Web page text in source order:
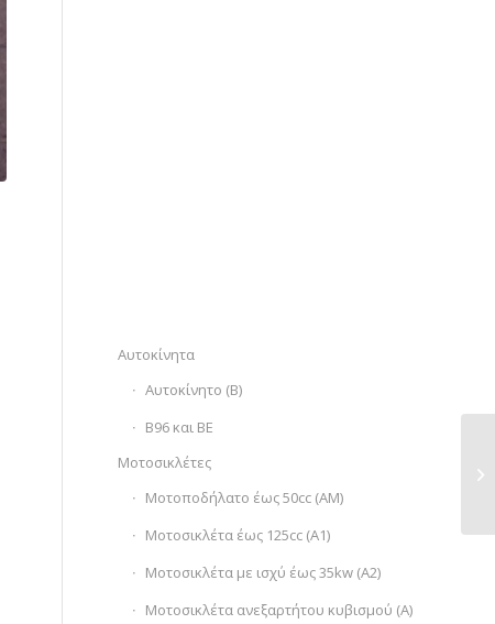
Αυτοκίνητα
Αυτοκίνητο (Β)
Β96 και ΒΕ
Μοτοσικλέτες
Μοτοποδήλατο έως 50cc (ΑΜ)
Moτοσικλέτα έως 125cc (Α1)
Μοτοσικλέτα με ισχύ έως 35kw (Α2)
Μοτοσικλέτα ανεξαρτήτου κυβισμού (Α)